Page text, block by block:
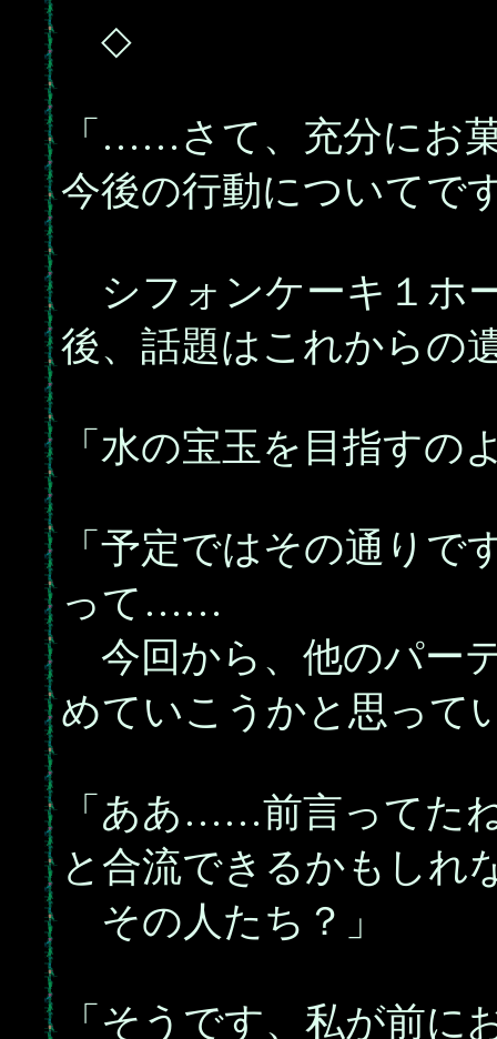
◇
「……さて、充分にお
今後の行動についてで
シフォンケーキ１ホ
後、話題はこれからの
「水の宝玉を目指すの
「予定ではその通りで
って……
今回から、他のパー
めていこうかと思って
「ああ……前言ってた
と合流できるかもしれ
その人たち？」
「そうです、私が前